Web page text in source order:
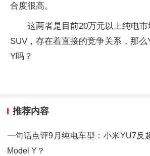
合度很高。
这两者是目前20万元以上纯电
SUV，存在着直接的竞争关系，那么
Y吗？
推荐内容
一句话点评9月纯电车型：小米YU7反
Model Y？